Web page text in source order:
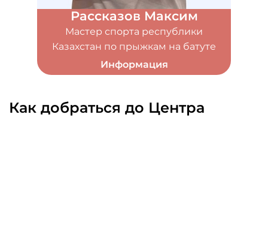
Рассказов Максим
Мастер спорта республики
Казахстан по прыжкам на батуте
Информация
Как добраться до Центра